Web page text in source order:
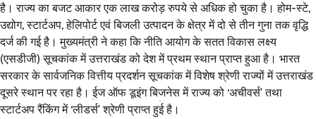
है। राज्य का बजट आकार एक लाख करोड़ रुपये से अधिक हो चुका है। होम-स्टे,
उद्योग, स्टार्टअप, हेलिपोर्ट एवं बिजली उत्पादन के क्षेत्र में दो से तीन गुना तक वृद्धि
दर्ज की गई है। मुख्यमंत्री ने कहा कि नीति आयोग के सतत विकास लक्ष्य
(एसडीजी) सूचकांक में उत्तराखंड को देश में प्रथम स्थान प्राप्त हुआ है। भारत
सरकार के सार्वजनिक वित्तीय प्रदर्शन सूचकांक में विशेष श्रेणी राज्यों में उत्तराखंड
दूसरे स्थान पर रहा है। ईज ऑफ डूइंग बिजनेस में राज्य को ‘अचीवर्स’ तथा
स्टार्टअप रैंकिंग में ‘लीडर्स’ श्रेणी प्राप्त हुई है।